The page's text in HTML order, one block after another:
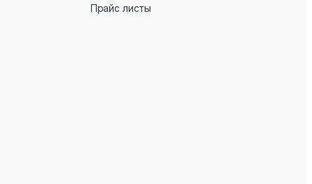
Прайс листы